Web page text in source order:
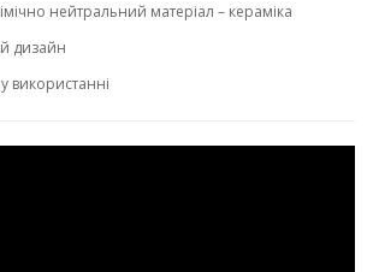
нейтральний матеріал – кераміка
дизайн
використанні